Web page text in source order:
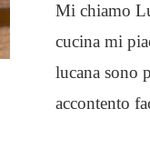
Mi chiamo
cucina mi
lucana sono
accontento